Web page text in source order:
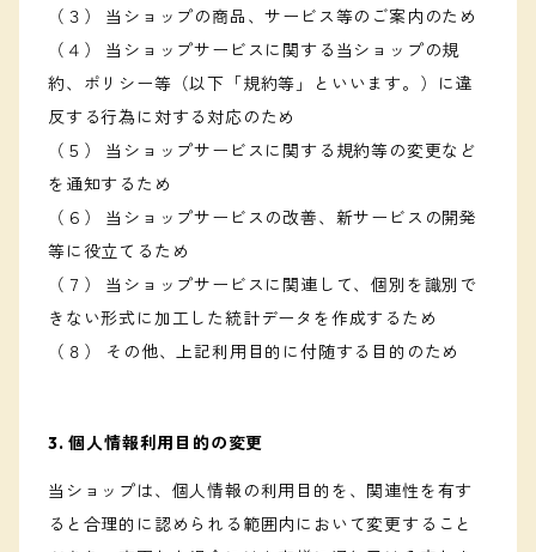
（３） 当ショップの商品、サービス等のご案内のため
（４） 当ショップサービスに関する当ショップの規
約、ポリシー等（以下「規約等」といいます。）に違
反する行為に対する対応のため
（５） 当ショップサービスに関する規約等の変更など
を通知するため
（６） 当ショップサービスの改善、新サービスの開発
等に役立てるため
（７） 当ショップサービスに関連して、個別を識別で
きない形式に加工した統計データを作成するため
（８） その他、上記利用目的に付随する目的のため
3. 個人情報利用目的の変更
当ショップは、個人情報の利用目的を、関連性を有す
ると合理的に認められる範囲内において変更すること